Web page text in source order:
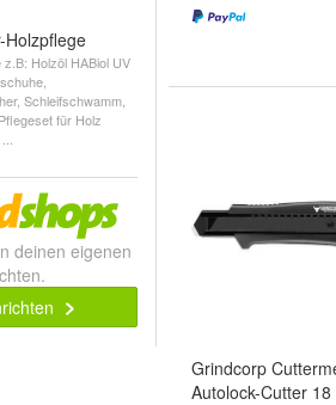
Holzpflege
z.B: Holzöl HABiol UV
Schleifschwamm,
für Holz
deinen eigenen
Grindcorp
Autolock-Cutter 18